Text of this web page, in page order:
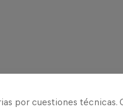
por cuestiones técnicas.